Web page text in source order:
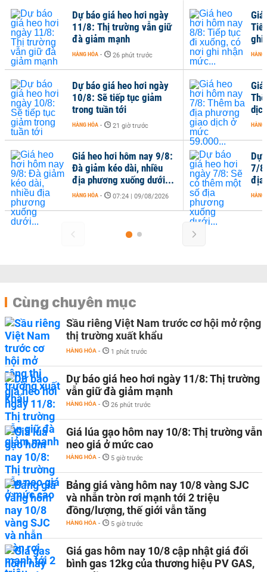
Dự báo giá heo hơi ngày
11/8: Thị trường vẫn giữ
đà giảm mạnh
HÀNG HÓA - 26 phút trước
Dự báo giá heo hơi ngày
10/8: Sẽ tiếp tục giảm
trong tuần tới
HÀNG HÓA - 21 giờ trước
Giá heo hơi hôm nay 9/8:
Đà giảm kéo dài, nhiều
địa phương xuống dưới...
HÀNG HÓA - 07:24 | 09/08/2026
Giá
ghi
HÀNG
Giá
dịch
HÀNG
Dự
7/8:
địa
HÀNG
Cùng chuyên mục
Sầu riêng Việt Nam trước cơ hội mở rộng
thị trường xuất khẩu
HÀNG HÓA - 1 phút trước
Dự báo giá heo hơi ngày 11/8: Thị trường
vẫn giữ đà giảm mạnh
HÀNG HÓA - 26 phút trước
Giá lúa gạo hôm nay 10/8: Thị trường vẫn
neo giá ở mức cao
HÀNG HÓA - 5 giờ trước
Bảng giá vàng hôm nay 10/8 vàng SJC
và nhẫn tròn rơi mạnh tới 2 triệu
đồng/lượng, thế giới vẫn tăng
HÀNG HÓA - 5 giờ trước
Giá gas hôm nay 10/8 cập nhật giá đổi
bình gas 12kg của thương hiệu PV GAS,